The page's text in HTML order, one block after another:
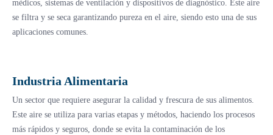
médicos, sistemas de ventilación y dispositivos de diagnóstico. Este aire
se filtra y se seca garantizando pureza en el aire, siendo esto una de sus
aplicaciones comunes.
Industria Alimentaria
Un sector que requiere asegurar la calidad y frescura de sus alimentos.
Este aire se utiliza para varias etapas y métodos, haciendo los procesos
más rápidos y seguros, donde se evita la contaminación de los